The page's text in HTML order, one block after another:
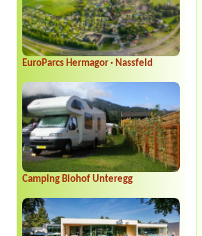
EuroParcs Hermagor · Nassfeld
Camping Biohof Unteregg